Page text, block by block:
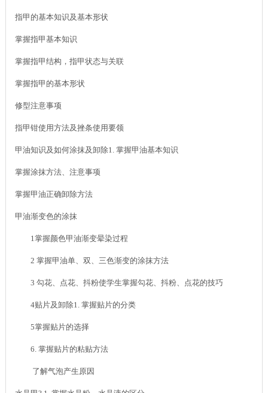
指甲的基本知识及基本形状
掌握指甲基本知识
掌握指甲结构，指甲状态与关联
掌握指甲的基本形状
修型注意事项
指甲钳使用方法及挫条使用要领
甲油知识及如何涂抹及卸除1. 掌握甲油基本知识
掌握涂抹方法、注意事项
掌握甲油正确卸除方法
甲油渐变色的涂抹
1掌握颜色甲油渐变晕染过程
2 掌握甲油单、双、三色渐变的涂抹方法
3 勾花、点花、抖粉使学生掌握勾花、抖粉、点花的技巧
4贴片及卸除1. 掌握贴片的分类
5掌握贴片的选择
6. 掌握贴片的粘贴方法
了解气泡产生原因